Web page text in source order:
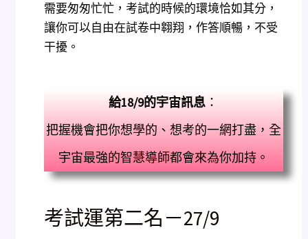
需要匆匆忙忙，考試的時候的環境恰如其分，
讓你可以自由在試卷中翱翔，作答順暢，不受
干擾。
給18/9的宇宙訊息 ：
把握機會把你想學的、想考的一網打盡，全
宇宙最強的智慧導師都會來為你加持。
考試運第二名－27/9